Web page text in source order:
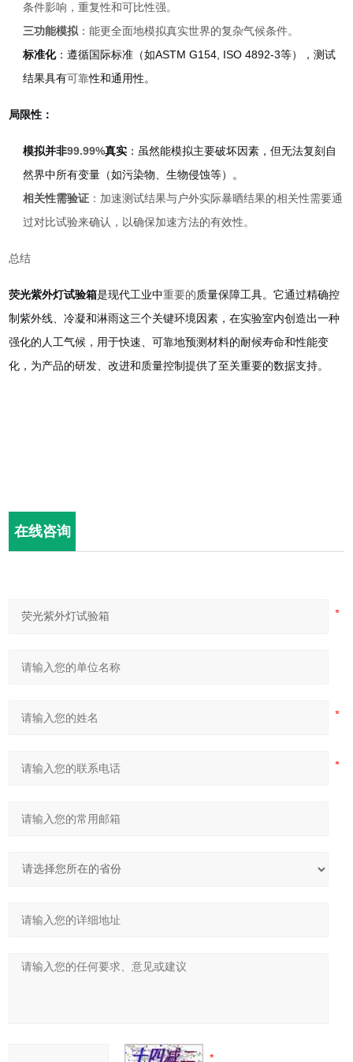
条件影响，重复性和可比性强。
三功能模拟 ：能更全面地模拟真实世界的复杂气候条件。
标准化：遵循国际标准（如ASTM G154, ISO 4892-3等），测试
结果具有可靠性和通用性。
局限性：
模拟并非99.99%真实 ：虽然能模拟主要破坏因素，但无法复刻自
然界中所有变量（如污染物、生物侵蚀等）。
相关性需验证 ：加速测试结果与户外实际暴晒结果的相关性需要通
过对比试验来确认，以确保加速方法的有效性。
总结
荧光紫外灯试验箱是现代工业中重要的质量保障工具。它通过精确控
制紫外线、冷凝和淋雨这三个关键环境因素，在实验室内创造出一种
强化的人工气候，用于快速、可靠地预测材料的耐候寿命和性能变
化，为产品的研发、改进和质量控制提供了至关重要的数据支持。
在线咨询